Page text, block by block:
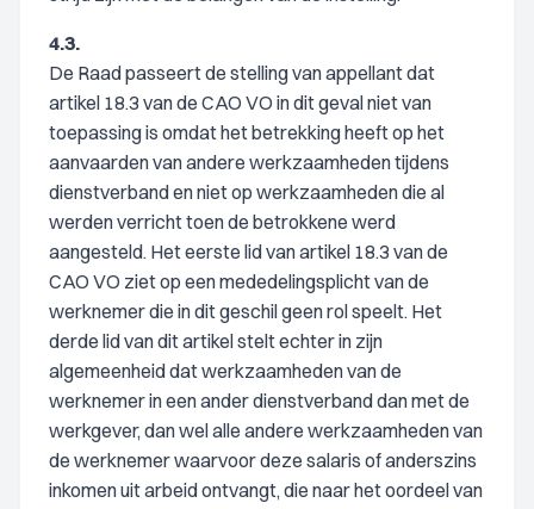
4.3.
De Raad passeert de stelling van appellant dat
artikel 18.3 van de CAO VO in dit geval niet van
toepassing is omdat het betrekking heeft op het
aanvaarden van andere werkzaamheden tijdens
dienstverband en niet op werkzaamheden die al
werden verricht toen de betrokkene werd
aangesteld. Het eerste lid van artikel 18.3 van de
CAO VO ziet op een mededelingsplicht van de
werknemer die in dit geschil geen rol speelt. Het
derde lid van dit artikel stelt echter in zijn
algemeenheid dat werkzaamheden van de
werknemer in een ander dienstverband dan met de
werkgever, dan wel alle andere werkzaamheden van
de werknemer waarvoor deze salaris of anderszins
inkomen uit arbeid ontvangt, die naar het oordeel van